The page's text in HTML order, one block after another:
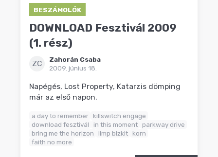
BESZÁMOLÓK
DOWNLOAD Fesztivál 2009
(1. rész)
ZC
Zahorán Csaba
2009. június 18.
Napégés, Lost Property, Katarzis dömping
már az első napon.
a day to remember killswitch engage
download fesztivál
in this moment parkway drive
bring me the horizon
limp bizkit korn
faith no more